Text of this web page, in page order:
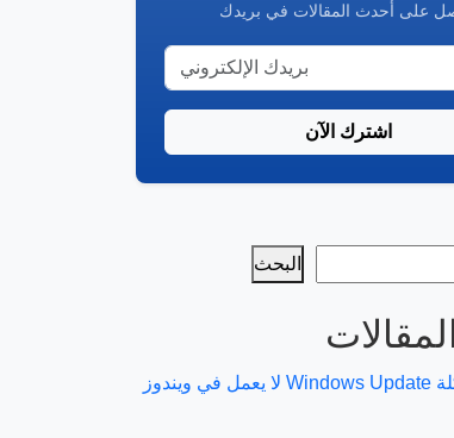
على أحدث المقالات في بريدك
اشترك الآن
البحث
حل مشكلة Windows Update لا يعمل في ويندوز